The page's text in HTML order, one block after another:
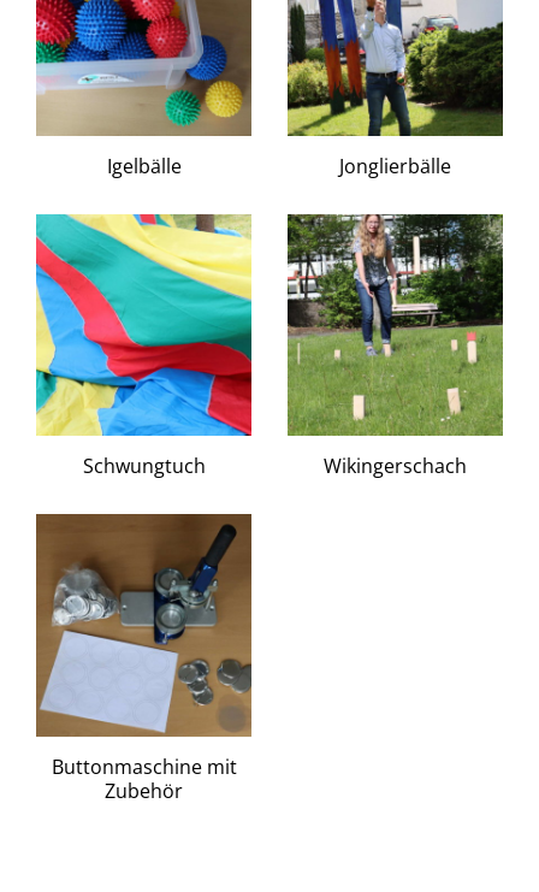
Igelbälle Jonglierbälle
Schwungtuch Wikingerschach
Buttonmaschine mit
Zubehör